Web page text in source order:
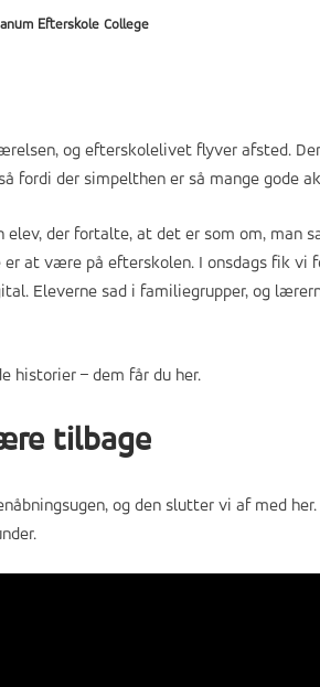
Efterskole College
og efterskolelivet flyver afsted.
fordi der simpelthen er så mange gode
elev, der fortalte, at det er som om,
er at være på efterskolen. I onsdags fik vi
Eleverne sad i familiegrupper, og
historier – dem får du her.
tilbage
og den slutter vi af med